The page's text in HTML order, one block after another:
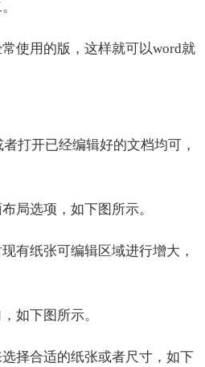
使用的版，这样就可以word就
打开已经编辑好的文档均可，
局选项，如下图所示。
有纸张可编辑区域进行增大，
如下图所示。
择合适的纸张或者尺寸，如下